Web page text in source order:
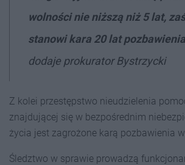
wolności nie niższą niż 5 lat,
stanowi kara 20 lat
dodaje prokurator Bystrzycki
Z kolei przestępstwo nieudzielenia
znajdującej się w bezpośrednim
życia jest zagrożone karą pozbawienia
Śledztwo w sprawie prowadzą